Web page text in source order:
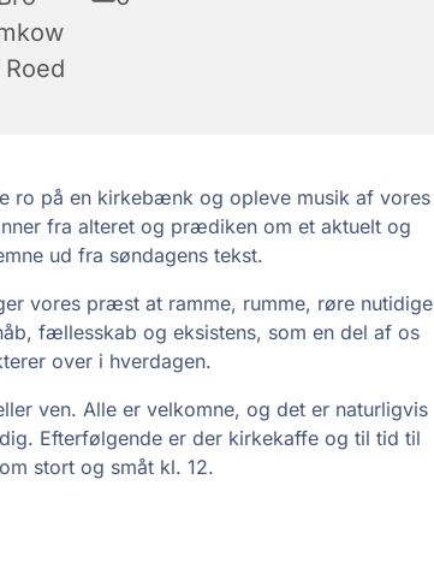
ro på en kirkebænk og opleve musik af vores
fra alteret og prædiken om et aktuelt og
ud fra søndagens tekst.
vores præst at ramme, rumme, røre nutidige
fællesskab og eksistens, som en del af os
over i hverdagen.
ven. Alle er velkomne, og det er naturligvis
Efterfølgende er der kirkekaffe og til tid til
stort og småt kl. 12.